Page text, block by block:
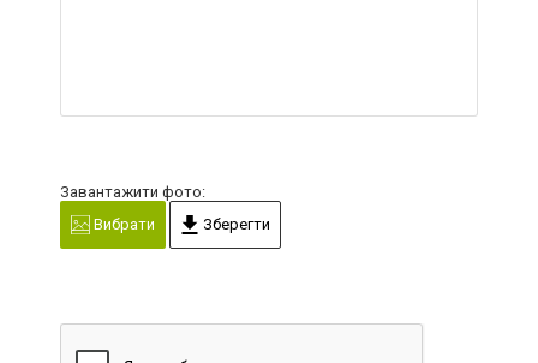
Завантажити фото:
Вибрати
Зберегти